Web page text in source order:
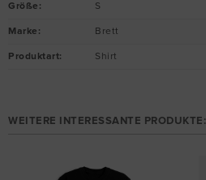
Größe : S
Marke : Brett
Produktart: Shirt
WEITERE INTERESSANTE PRODUKTE: